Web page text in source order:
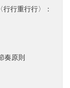
行重行行〉：
奏原則